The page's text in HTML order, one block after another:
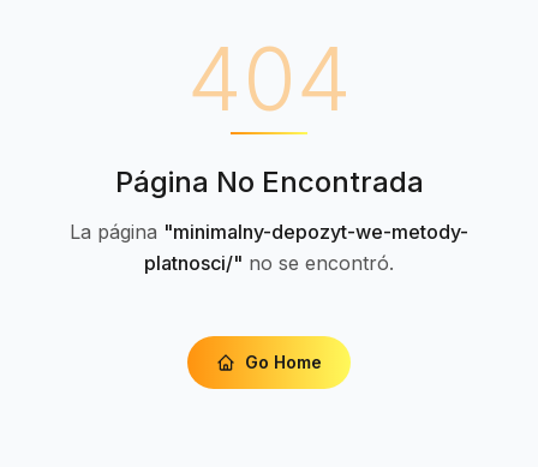
404
Página No Encontrada
La página "minimalny-depozyt-we-metody-
platnosci/" no se encontró.
Go Home